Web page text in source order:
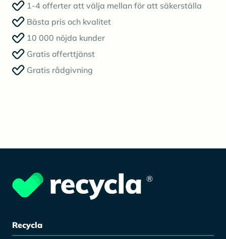
1-4 offerter att välja mellan för att säkerställa
Bästa pris och kvalitet
10 000 nöjda kunder
Gratis offerttjänst
Gratis rådgivning
®
Recycla